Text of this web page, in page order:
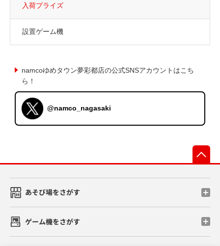
入荷プライズ
設置ゲーム機
namcoゆめタウン夢彩都店の公式SNSアカウントはこち
ら！
@namco_nagasaki
あそび場をさがす
ゲーム機をさがす